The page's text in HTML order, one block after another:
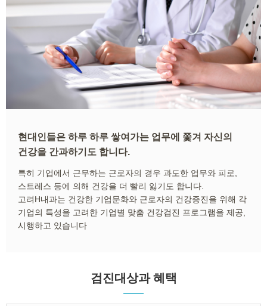
현대인들은 하루 하루 쌓여가는 업무에 쫓겨 자신의
건강을 간과하기도 합니다.
특히 기업에서 근무하는 근로자의 경우 과도한 업무와 피로,
스트레스 등에 의해 건강을 더 빨리 잃기도 합니다.
고려H내과는 건강한 기업문화와 근로자의 건강증진을 위해 각
기업의 특성을 고려한 기업별 맞춤 건강검진 프로그램을 제공,
시행하고 있습니다
검진대상과 혜택